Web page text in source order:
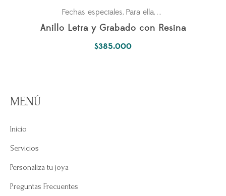
Fechas especiales, Para ella, Pasiones
Anillo Letra y Grabado con Resina
$385.000
MENÚ
Inicio
Servicios
Personaliza tu joya
Preguntas Frecuentes